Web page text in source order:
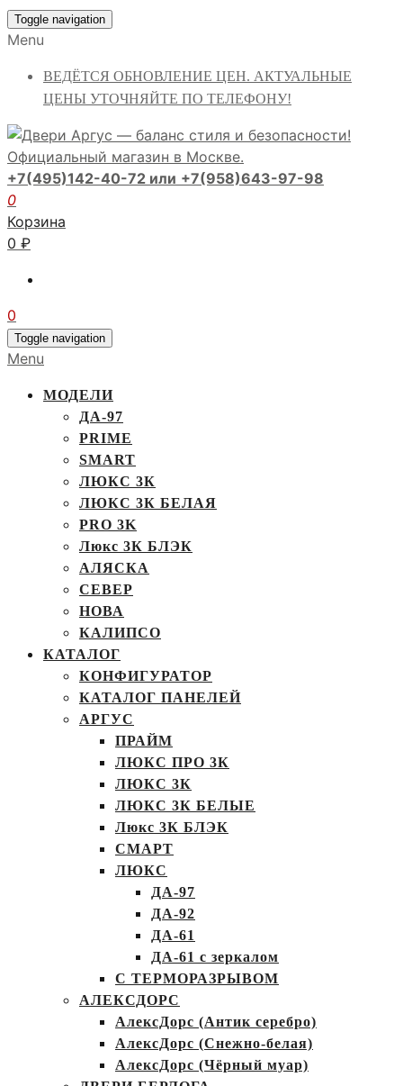
Toggle navigation
Menu
ВЕДЁТСЯ ОБНОВЛЕНИЕ ЦЕН. АКТУАЛЬНЫЕ
ЦЕНЫ УТОЧНЯЙТЕ ПО ТЕЛЕФОНУ!
+7(495)142-40-72 или +7(958)643-97-98
0
Корзина
0 ₽
0
Toggle navigation
Menu
МОДЕЛИ
ДА-97
PRIME
SMART
ЛЮКС 3К
ЛЮКС 3К БЕЛАЯ
PRO 3K
Люкс 3К БЛЭК
АЛЯСКА
СЕВЕР
НОВА
КАЛИПСО
КАТАЛОГ
КОНФИГУРАТОР
КАТАЛОГ ПАНЕЛЕЙ
АРГУС
ПРАЙМ
ЛЮКС ПРО 3К
ЛЮКС 3К
ЛЮКС 3К БЕЛЫЕ
Люкс 3К БЛЭК
СМАРТ
ЛЮКС
ДА-97
ДА-92
ДА-61
ДА-61 с зеркалом
С ТЕРМОРАЗРЫВОМ
АЛЕКСДОРС
АлексДорс (Антик серебро)
АлексДорс (Снежно-белая)
АлексДорс (Чёрный муар)